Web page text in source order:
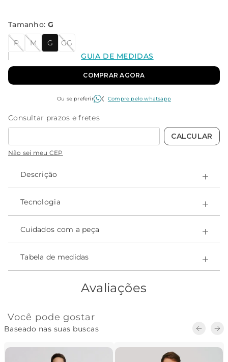
Tamanho: G
P
M G
GG
GUIA DE MEDIDAS
COMPRAR AGORA
Ou se preferir Compre pelo whatsapp
Não sei meu CEP
Descrição
perfeito para quem procura um maiô com modelagem
Tecnologia
- Sem transparência;
- Easy Care - secagem rápida;
-Poliamida 82% • Elastano 18% • forro Poliamida 100%
Cuidados com a peça
Tabela de medidas
Avaliações
Você pode gostar
Baseado nas suas buscas